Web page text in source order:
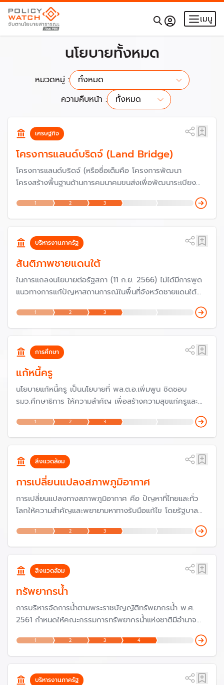
เมนู
นโยบายทั้งหมด
หมวดหมู่ :
ทั้งหมด
ทั้งหมด
ความคืบหน้า :
ทั้งหมด
ทั้งหมด
ตัดสินใจ
ประเมินผล
เศรษฐกิจ
โครงการแลนด์บริดจ์ (Land Bridge)
โครงการแลนด์บริดจ์ (หรือชื่อเต็มคือ โครงการพัฒนา
โครงสร้างพื้นฐานด้านการคมนาคมขนส่งเพื่อพัฒนาระเบียง
อันดามัน) เป็นโครงการพัฒนาโครงสร้างพื้นฐานและบริการด้าน
คมนาคม เชื่อมโยง 2 ท่าเรือ เพื่อส่งเสริมการขนส่งทางน้ำ และ
1 2 3
บริหารงานภาครัฐ
สันติภาพชายแดนใต้
ในการแถลงนโยบายต่อรัฐสภา (11 ก.ย. 2566) ไม่ได้มีการพูด
แนวทางการแก้ปัญหาสถานการณ์ในพื้นที่จังหวัดชายแดนใต้
แต่บทบาทในการแก้ปัญหามาจากคณะกรรมาธิการวิสามัญเพื่อ
พิจารณาศึกษาและเสนอแนวทางการส่งเสริมกระบวนการสร้าง
สันติภาพเพื่อแก้ไขปัญหาความขัดแย้งในพื้นที่สามจังหวัด
1 2 3
การศึกษา
แก้หนี้ครู
นโยบายแก้หนี้ครู เป็นนโยบายที่ พล.ต.อ.เพิ่มพูน ชิดชอบ
รมว.ศึกษาธิการ ให้ความสำคัญ เพื่อสร้างความสุขแก่ครูและ
หนี้ ก็จะทำให้มีความสุขกับการสอนตามนโยบายเรียนดีมีความสุข
และถือเป็นนโยบายเร่งด่วนของสำนักงานคณะกรรมการการ
1 2 3
สิ่งแวดล้อม
การเปลี่ยนแปลงสภาพภูมิอากาศ
การเปลี่ยนแปลงทางสภาพภูมิอากาศ คือ ปัญหาที่ไทยและทั่ว
โลกให้ความสำคัญและพยายามหาทางรับมือแก้ไข โดยรัฐบาล
ประกาศสานต่อนโยบาย Carbon Neutrality (ความเป็นกลาง
ทางคาร์บอน) เพื่อให้ประเทศไทยเป็นผู้นำของอาเซียนในด้านการ
ลดการปล่อยก๊าซคาร์บอนไดออกไซด์ โดยในปี 2567 ได้เข้า
ประชาคมโลก
1 2 3
สิ่งแวดล้อม
ทรัพยากรน้ำ
การบริหารจัดการน้ำตามพระราชบัญญัติทรัพยากรน้ำ พ.ศ.
2561 กำหนดให้คณะกรรมการทรัพยากรน้ำแห่งชาติมีอำนาจ
หน้าที่จัดทำนโยบายและแผนแม่บทเกี่ยวกับการบริหารทรัพยากร
น้ำในระยะ 20 ปี
1 2 3 4
บริหารงานภาครัฐ